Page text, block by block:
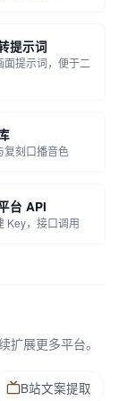
提示词
面提示词，便于二
复刻口播音色
台 API
Key，接口调用
展更多平台。
B站文案提取